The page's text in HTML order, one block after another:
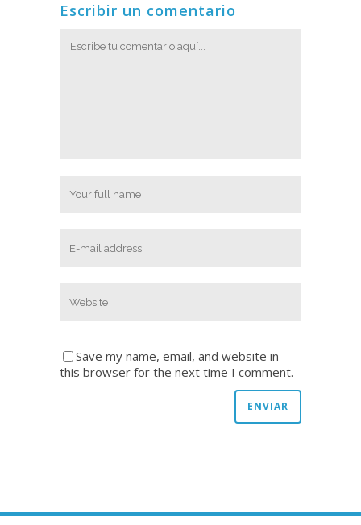
Escribir un comentario
Save my name, email, and website in
this browser for the next time I comment.